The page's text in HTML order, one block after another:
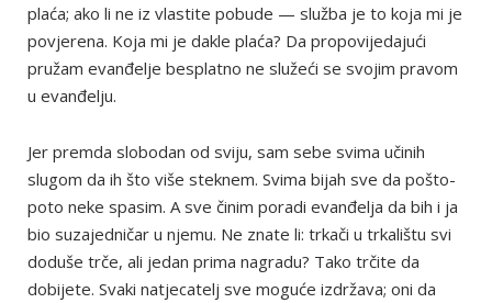
plaća; ako li ne iz vlastite pobude — služba je to koja mi je
povjerena. Koja mi je dakle plaća? Da propovijedajući
pružam evanđelje besplatno ne služeći se svojim pravom
u evanđelju.
Jer premda slobodan od sviju, sam sebe svima učinih
slugom da ih što više steknem. Svima bijah sve da pošto-
poto neke spasim. A sve činim poradi evanđelja da bih i ja
bio suzajedničar u njemu. Ne znate li: trkači u trkalištu svi
doduše trče, ali jedan prima nagradu? Tako trčite da
dobijete. Svaki natjecatelj sve moguće izdržava; oni da